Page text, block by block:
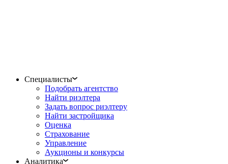
Специалисты
Подобрать агентство
Найти риэлтера
Задать вопрос риэлтеру
Найти застройщика
Оценка
Страхование
Управление
Аукционы и конкурсы
Аналитика